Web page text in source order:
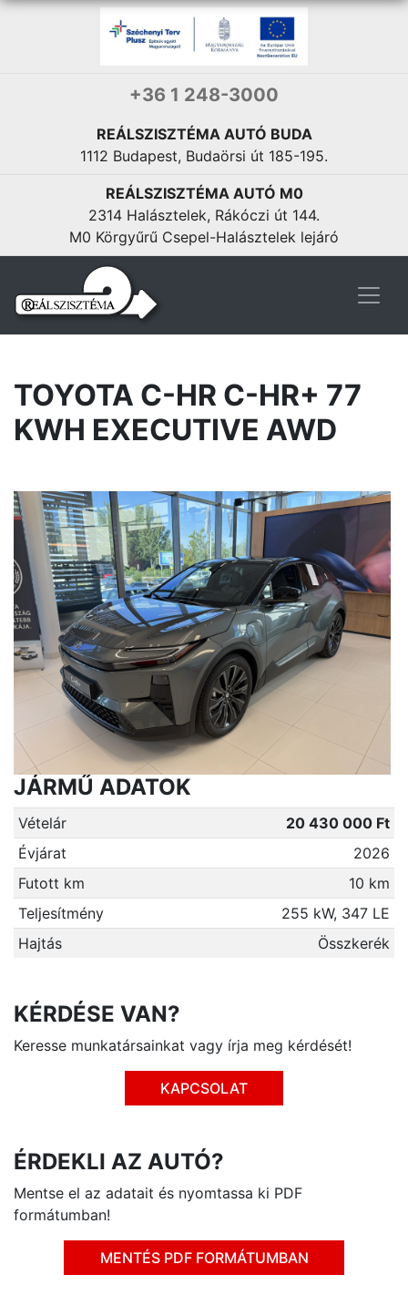
+36 1 248-3000
REÁLSZISZTÉMA AUTÓ BUDA
1112 Budapest, Budaörsi út 185-195.
REÁLSZISZTÉMA AUTÓ M0
2314 Halásztelek, Rákóczi út 144.
M0 Körgyűrű Csepel-Halásztelek lejáró
TOYOTA C-HR C-HR+ 77
KWH EXECUTIVE AWD
JÁRMŰ ADATOK
Vételár
20 430 000 Ft
Évjárat
2026
Futott km
10 km
Teljesítmény
255 kW, 347 LE
Hajtás
Összkerék
KÉRDÉSE VAN?
Keresse munkatársainkat vagy írja meg kérdését!
KAPCSOLAT
ÉRDEKLI AZ AUTÓ?
Mentse el az adatait és nyomtassa ki PDF
formátumban!
MENTÉS PDF FORMÁTUMBAN